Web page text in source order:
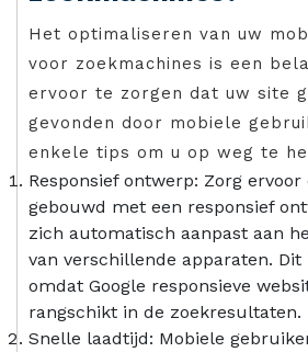
Het optimaliseren van uw
voor zoekmachines is een
ervoor te zorgen dat uw site
gevonden door mobiele
enkele tips om u op weg te
Responsief ontwerp: Zorg
gebouwd met een responsief
zich automatisch aanpast aan
van verschillende apparaten.
omdat Google responsieve
rangschikt in de zoekresultaten.
Snelle laadtijd: Mobiele